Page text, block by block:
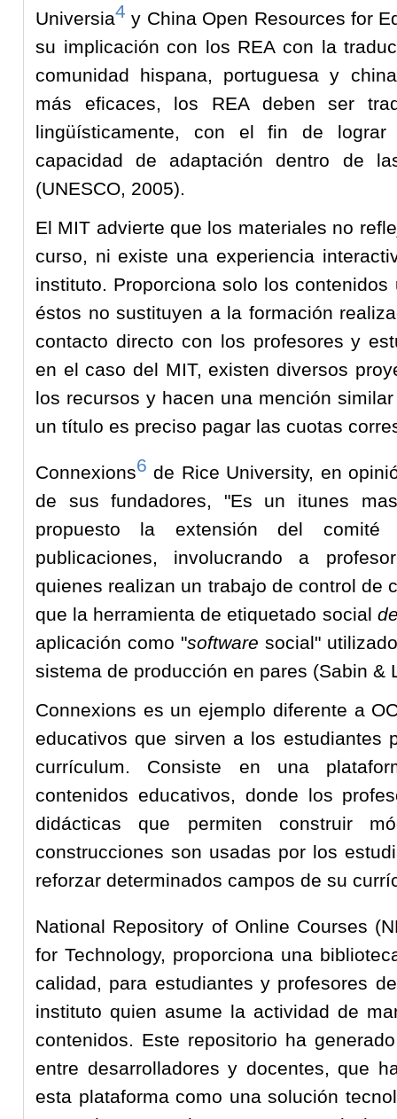
Universia4 y China Open Resources for
su implicación con los REA con la
comunidad hispana, portuguesa y
más eficaces, los REA deben ser
lingüísticamente, con el fin de
capacidad de adaptación dentro de
(UNESCO, 2005).
El MIT advierte que los materiales no
curso, ni existe una experiencia
instituto. Proporciona solo los
éstos no sustituyen a la formación
contacto directo con los profesores y
en el caso del MIT, existen diversos
los recursos y hacen una mención
un título es preciso pagar las cuotas
Connexions6 de Rice University, en
de sus fundadores, "Es un itunes
propuesto la extensión del
publicaciones, involucrando a
quienes realizan un trabajo de control de
que la herramienta de etiquetado social
aplicación como "software social"
sistema de producción en pares (Sabin &
Connexions es un ejemplo diferente a
educativos que sirven a los estudiantes
currículum. Consiste en una
contenidos educativos, donde los
didácticas que permiten construir
construcciones son usadas por los
reforzar determinados campos de su
National Repository of Online Courses
for Technology, proporciona una
calidad, para estudiantes y profesores
instituto quien asume la actividad de
contenidos. Este repositorio ha
entre desarrolladores y docentes, que
esta plataforma como una solución